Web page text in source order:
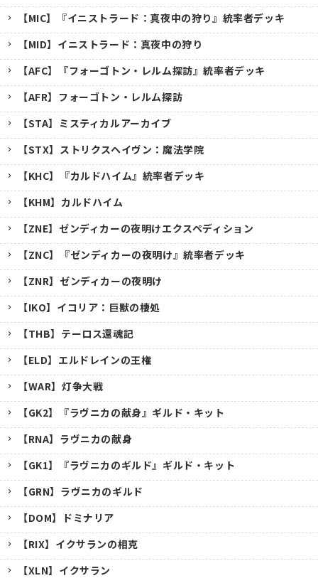
【MIC】『イニストラード：真夜中の狩り』統率者デッキ
【MID】イニストラード：真夜中の狩り
【AFC】『フォーゴトン・レルム探訪』統率者デッキ
【AFR】フォーゴトン・レルム探訪
【STA】ミスティカルアーカイブ
【STX】ストリクスヘイヴン：魔法学院
【KHC】『カルドハイム』統率者デッキ
【KHM】カルドハイム
【ZNE】ゼンディカーの夜明けエクスペディション
【ZNC】『ゼンディカーの夜明け』統率者デッキ
【ZNR】ゼンディカーの夜明け
【IKO】イコリア：巨獣の棲処
【THB】テーロス還魂記
【ELD】エルドレインの王権
【WAR】灯争大戦
【GK2】『ラヴニカの献身』ギルド・キット
【RNA】ラヴニカの献身
【GK1】『ラヴニカのギルド』ギルド・キット
【GRN】ラヴニカのギルド
【DOM】ドミナリア
【RIX】イクサランの相克
【XLN】イクサラン